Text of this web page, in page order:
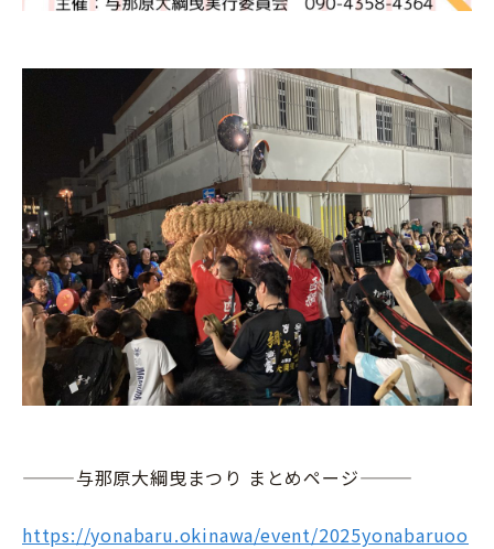
———与那原大綱曳まつり まとめページ———
https://yonabaru.okinawa/event/2025yonabaruoo